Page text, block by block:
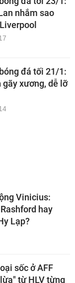
nhắm sao
đá tối 21/1:
xương, dễ lỡ
Vinicius:
hay
Lạp?
sốc ở AFF
từ HLV từng